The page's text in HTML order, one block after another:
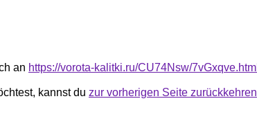
an https://vorota-kalitki.ru/CU74Nsw/7vGxqve.html
kannst du zur vorherigen Seite zurückkehren